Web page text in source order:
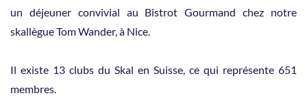
un déjeuner convivial au Bistrot Gourmand chez notre
skallègue Tom Wander, à Nice.
Il existe 13 clubs du Skal en Suisse, ce qui représente 651
membres.